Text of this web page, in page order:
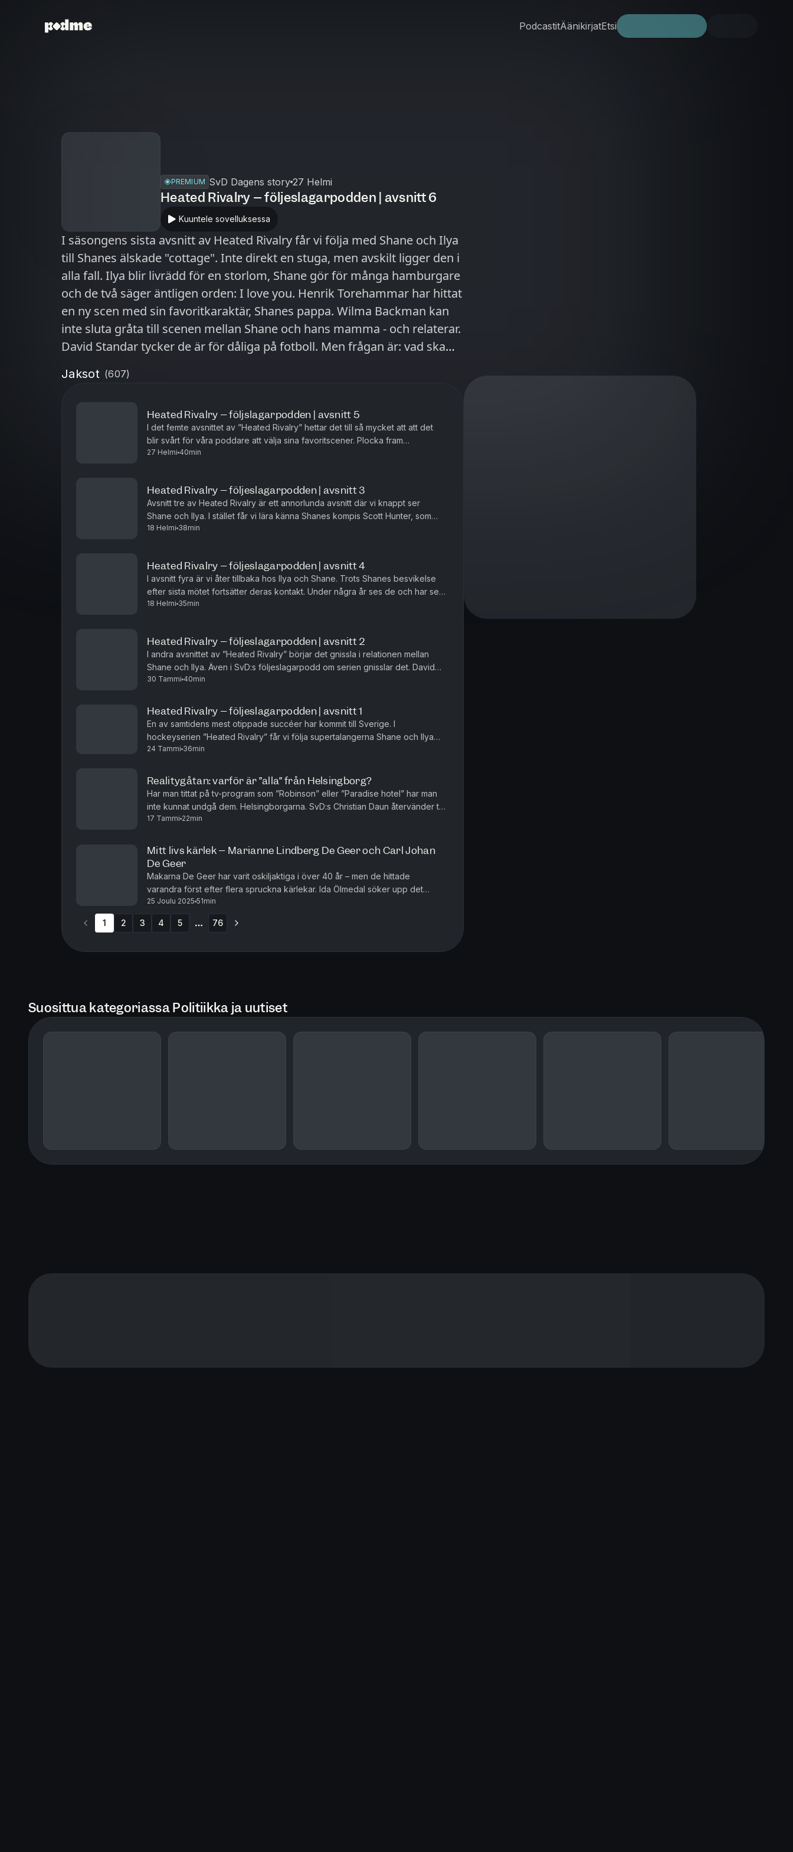
PodcastitÄänikirjatEtsi
PREMIUM SvD Dagens story 27 Helmi
Heated Rivalry – följeslagarpodden | avsnitt 6
Kuuntele sovelluksessa
I säsongens sista avsnitt av Heated Rivalry får vi följa med Shane och Ilya
till Shanes älskade "cottage". Inte direkt en stuga, men avskilt ligger den i
alla fall. Ilya blir livrädd för en storlom, Shane gör för många hamburgare
och de två säger äntligen orden: I love you. Henrik Torehammar har hittat
en ny scen med sin favoritkaraktär, Shanes pappa. Wilma Backman kan
inte sluta gråta till scenen mellan Shane och hans mamma - och relaterar.
David Standar tycker de är för dåliga på fotboll. Men frågan är: vad ska
lyssnare. Producent är Tove Friman Leffler.
Jaksot (607)
Heated Rivalry – följslagarpodden | avsnitt 5
I det femte avsnittet av ”Heated Rivalry” hettar det till så mycket att att det
blir svårt för våra poddare att välja sina favoritscener. Plocka fram
27 Helmi 40min
Heated Rivalry – följeslagarpodden | avsnitt 3
Avsnitt tre av Heated Rivalry är ett annorlunda avsnitt där vi knappt ser
Shane och Ilya. I stället får vi lära känna Shanes kompis Scott Hunter, som
spelar för New York Admirals, lite bättre. Som van...
18 Helmi 38min
Heated Rivalry – följeslagarpodden | avsnitt 4
I avsnitt fyra är vi åter tillbaka hos Ilya och Shane. Trots Shanes besvikelse
efter sista mötet fortsätter deras kontakt. Under några år ses de och har sex
regelbundet men så besöker Shane Ilya i han...
18 Helmi 35min
Heated Rivalry – följeslagarpodden | avsnitt 2
I andra avsnittet av ”Heated Rivalry” börjar det gnissla i relationen mellan
Shane och Ilya. Även i SvD:s följeslagarpodd om serien gnisslar det. David
Standar menar att den första sexscenen (sju minu...
30 Tammi 40min
Heated Rivalry – följeslagarpodden | avsnitt 1
En av samtidens mest otippade succéer har kommit till Sverige. I
hockeyserien ”Heated Rivalry” får vi följa supertalangerna Shane och Ilya
som inte bara är rivaler, de är också attraherade av varandra...
24 Tammi 36min
Realitygåtan: varför är ”alla” från Helsingborg?
Har man tittat på tv-program som ”Robinson” eller ”Paradise hotel” har man
inte kunnat undgå dem. Helsingborgarna. SvD:s Christian Daun återvänder till
sin hemstad för att förstå hur den skånska kusts...
17 Tammi 22min
Mitt livs kärlek – Marianne Lindberg De Geer och Carl Johan
De Geer
Makarna De Geer har varit oskiljaktiga i över 40 år – men de hittade
varandra först efter flera spruckna kärlekar. Ida Ölmedal söker upp det
bokaktuella paret för att undersöka den tusenåriga idén om ...
25 Joulu 2025 51min
1 2 3 4 5 76
Suosittua kategoriassa Politiikka ja uutiset